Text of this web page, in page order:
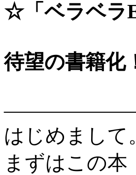
☆「ベラベラ
待望の書籍化
はじめまして
まずはこの本